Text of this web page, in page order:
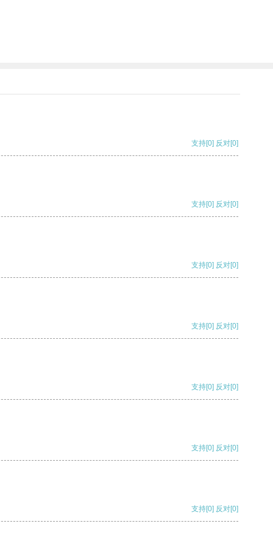
支持[0] 反对[0]
支持[0] 反对[0]
支持[0] 反对[0]
支持[0] 反对[0]
支持[0] 反对[0]
支持[0] 反对[0]
支持[0] 反对[0]